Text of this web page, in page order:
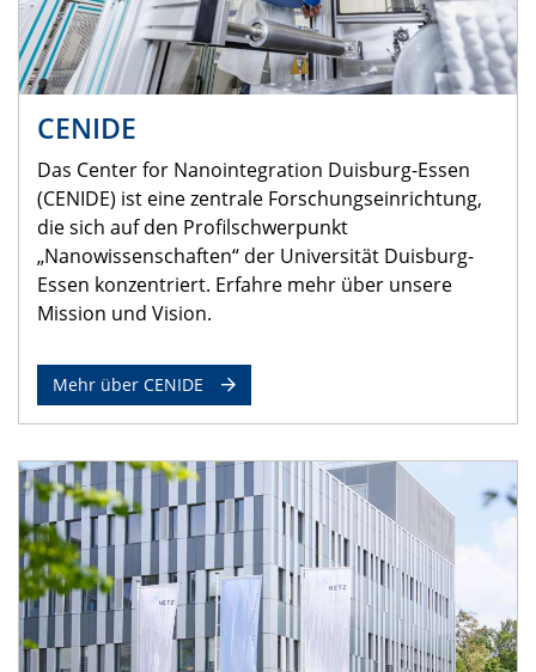
CENIDE
Das Center for Nanointegration Duisburg-Essen
(CENIDE) ist eine zentrale Forschungseinrichtung,
die sich auf den Profilschwerpunkt
„Nanowissenschaften“ der Universität Duisburg-
Essen konzentriert. Erfahre mehr über unsere
Mission und Vision.
Mehr über CENIDE